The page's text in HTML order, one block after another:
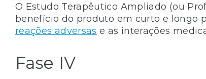
O Estudo Terapêutico Ampliado (ou
benefício do produto em curto e longo
reações adversas e as interações
Fase IV